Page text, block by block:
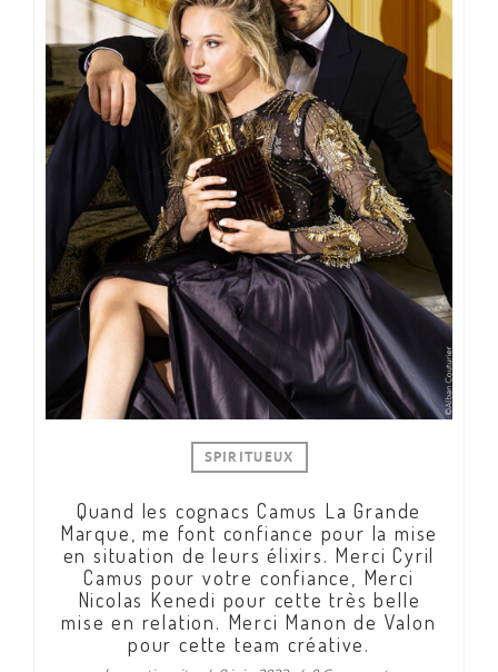
SPIRITUEUX
Quand les cognacs Camus La Grande
Marque, me font confiance pour la mise
en situation de leurs élixirs. Merci Cyril
Camus pour votre confiance, Merci
Nicolas Kenedi pour cette très belle
mise en relation. Merci Manon de Valon
pour cette team créative.